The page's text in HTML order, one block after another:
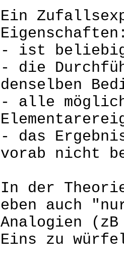
Ein
- ist
- die
denselben
- alle
- das
vorab nicht
In der
eben auch
Analogien
Eins zu